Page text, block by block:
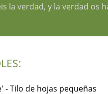
la verdad, y la verdad os
- Tilo de hojas pequeñas